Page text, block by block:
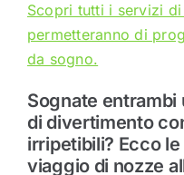
Scopri tutti i servizi
permetteranno di
da sogno.
Sognate entrambi
di divertimento
irripetibili? Ecco
viaggio di nozze